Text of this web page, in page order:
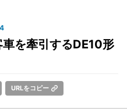
を牽引するDE10形
URLをコピー